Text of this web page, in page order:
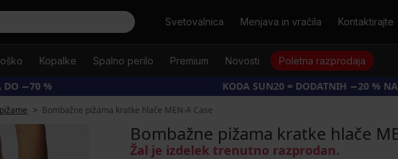
Svetovalnica Menjava in vračila Kontaktirajte
Kopalke Spalno perilo Premium Novosti Poletna razprodaja
DO −70 % KODA SUN20 = DODATNIH −20 %
Bombažne pižama kratke hlače MEN-A Case
Bombažne pižama kratke hlače
Žal je izdelek trenutno razprodan.